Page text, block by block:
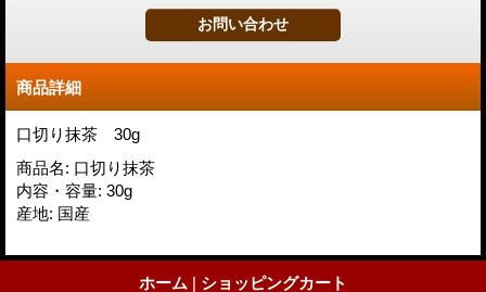
商品詳細
口切り抹茶 30g
商品名: 口切り抹茶
内容・容量: 30g
産地: 国産
ホーム | ショッピングカート